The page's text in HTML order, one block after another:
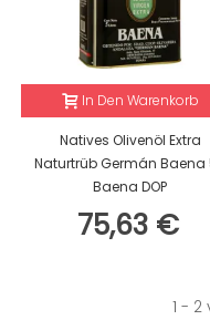
In Den Warenkorb
Natives Olivenöl Extra
Naturtrüb Germán Baena
Baena DOP
75,63 €
1 - 2